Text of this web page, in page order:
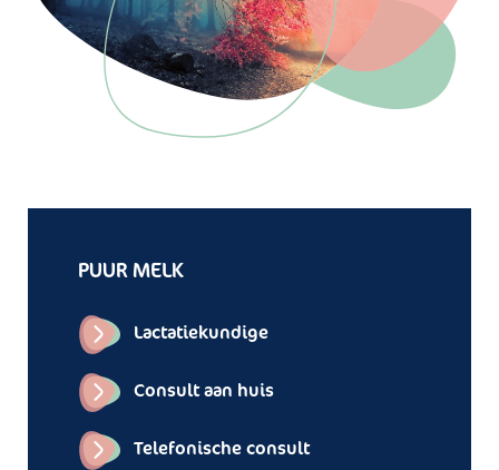
PUUR MELK
Lactatiekundige
Consult aan huis
Telefonische consult